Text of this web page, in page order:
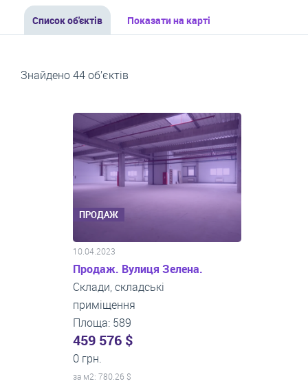
Список об'єктів Показати на карті
Знайдено 44 об’єктів
ПРОДАЖ
10.04.2023
Продаж. Вулиця Зелена.
Склади, складські
приміщення
Площа: 589
459 576 $
0 грн.
за м2: 780.26 $